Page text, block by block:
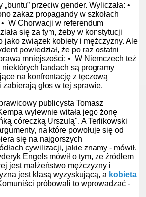
„buntu” przeciw gender. Wyliczała: •
zakaz propagandy w szkołach
W Chorwacji w referendum
się za tym, żeby w konstytucji
jako związek kobiety i mężczyzny. Ale
powiedział, że po raz ostatni
mniejszości; • W Niemczech też
landach są programy
na konfrontację z tęczową
głos w tej sprawie.
publicysta Tomasz
wylewnie witała jego żonę
córeczką Urszulą". A Terlikowski
na które powołuje się od
się na najgorszych
cywilizacji, jakie znamy - mówił.
Engels mówił o tym, że źródłem
jest małżeństwo mężczyzny i
jest klasą wyzyskującą, a kobieta
próbowali to wprowadzać -